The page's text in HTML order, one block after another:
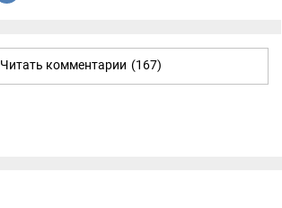
Читать комментарии (167)